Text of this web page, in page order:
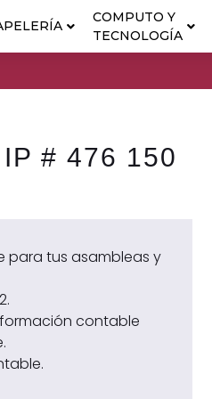
COMPUTO Y
TECNOLOGÍA
# 476 150
para tus asambleas y
contable